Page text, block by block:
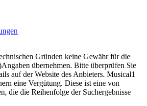
Gründen keine Gewähr für die
übernehmen. Bitte überprüfen Sie
auf der Website des Anbieters. Musical1
eine Vergütung. Diese ist eine von
die die Reihenfolge der Suchergebnisse